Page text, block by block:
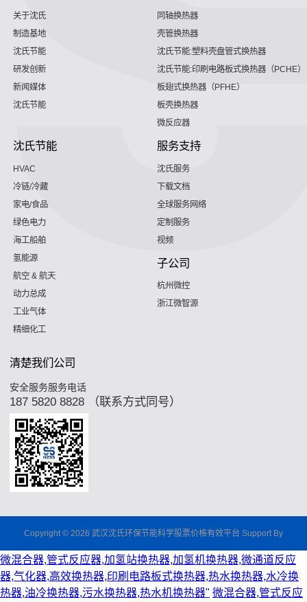
关于沈氏
制造基地
沈氏节能
研发创新
新闻媒体
沈氏节能
同轴换热器
壳管换热器
沈氏节能:塑料壳盘管式换热器
沈氏节能:印刷电路板式换热器（PCHE）
板翅式换热器（PFHE）
板壳换热器
微反应器
沈氏节能
HVAC
冷链/冷藏
家电/食品
绿色电力
海工船舶
氢能源
航空 & 航天
动力总成
工业气体
精细化工
服务支持
沈氏服务
下载文档
全球服务网络
定制服务
视频
子公司
杭州微控
浙江微智源
清楚我们公司
安全服务服务电话
187 5820 8828 （联系方式同号）
Copyright © 2026 武汉沈氏环保节能科学股票价格有效平台 Support By
微混合器,管式反应器,加氢站换热器,加氢机换热器,微通道反应
器,气化器,高效换热器,印刷电路板式换热器,热水换热器,水冷换
热器,油冷换热器,污水换热器,热水机换热器" 微混合器,管式反应